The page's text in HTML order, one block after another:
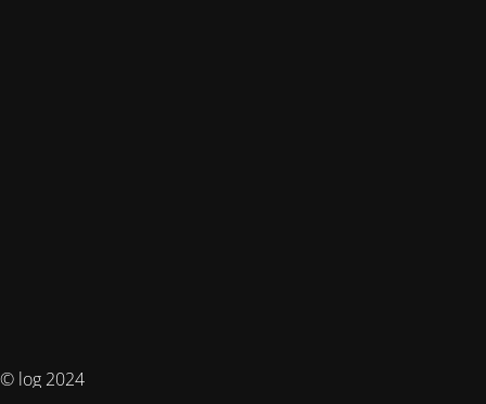
© log 2024